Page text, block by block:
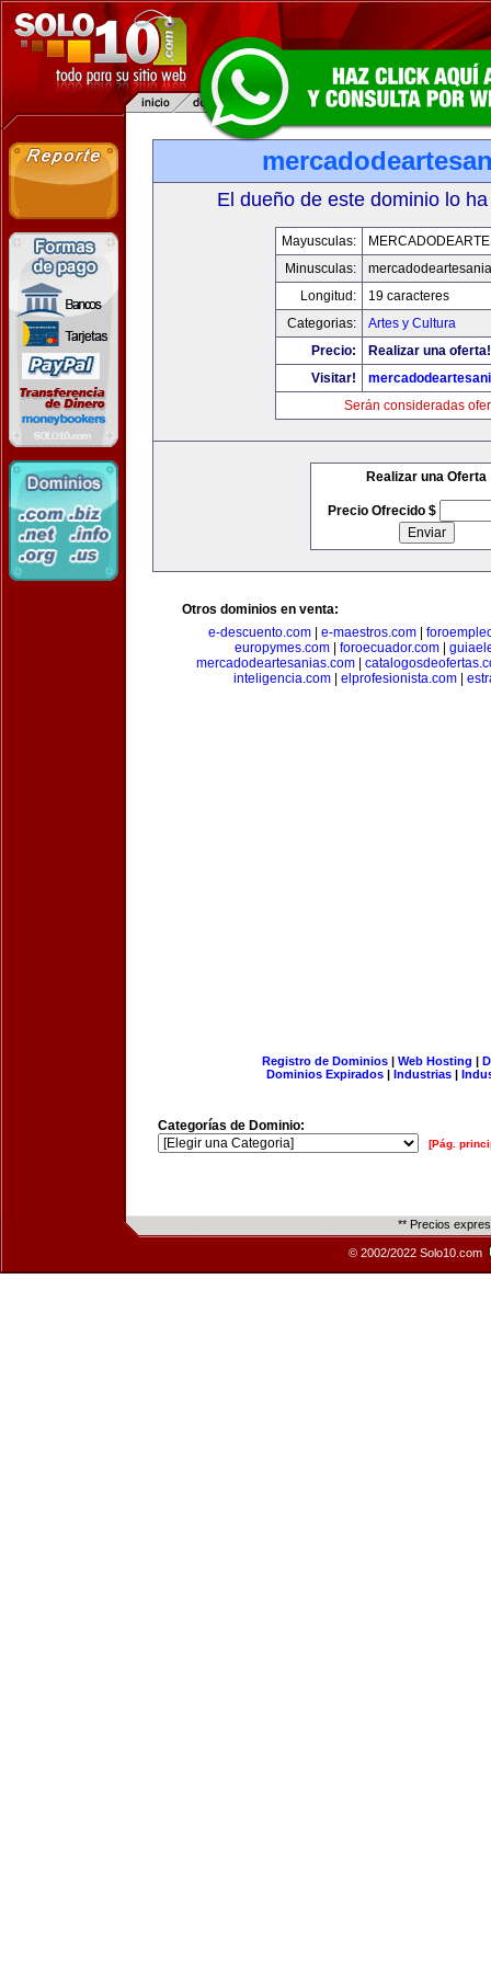
El dueño de este dominio lo
Mayusculas:
Minusculas:
Longitud:
19 caracteres
Categorias:
Artes y Cultura
Precio:
Realizar una oferta!
Visitar!
Serán consideradas
Realizar una Oferta
Precio Ofrecido $
Otros dominios en venta:
e-descuento.com| e-maestros.com|
europymes.com| foroecuador.com|
mercadodeartesanias.com
inteligencia.com| elprofesionista.com|
Registro de Dominios| Web Hosting |
Dominios Expirados | Industrias |
Categorías de Dominio:
[Pág.
** Precios
© 2002/2022 Solo10.com